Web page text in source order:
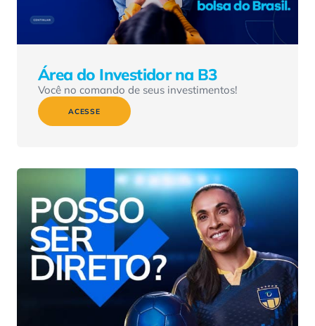
Área do Investidor na B3
Você no comando de seus investimentos!
ACESSE